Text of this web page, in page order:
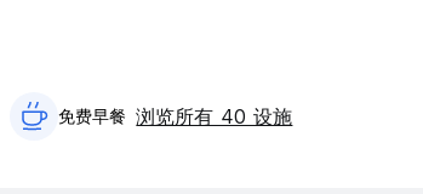
免费早餐‎ 浏览所有 40 设施